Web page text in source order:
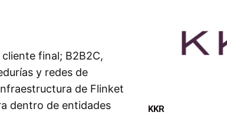
final; B2B2C,
y redes de
de Flinket
dentro de entidades
KKR